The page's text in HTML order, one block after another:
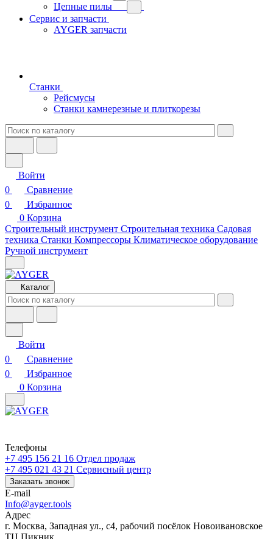
Цепные пилы
Сервис и запчасти
AYGER запчасти
Станки
Рейсмусы
Станки камнерезные и плиткорезы
Войти
0
Сравнение
0
Избранное
0 Корзина
Строительный инструмент Строительная техника Садовая
техника Станки Компрессоры Климатическое оборудование
Ручной инструмент
Каталог
Войти
0
Сравнение
0
Избранное
0 Корзина
Телефоны
+7 495 156 21 16 Отдел продаж
+7 495 021 43 21 Cервисный центр
Заказать звонок
E-mail
Info@ayger.tools
Адрес
г. Москва, Западная ул., с4, рабочий посёлок Новоивановское
ТЦ Пикник